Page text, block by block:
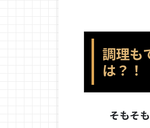
調理も
は？！
そもそ